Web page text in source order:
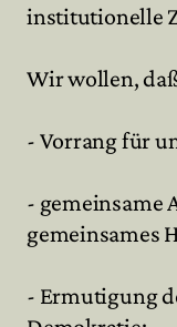
institutionelle
Wir wollen,
- Vorrang für
- gemeinsame
gemeinsames
- Ermutigung